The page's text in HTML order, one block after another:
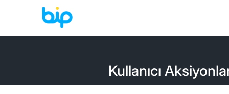
Kullanıcı